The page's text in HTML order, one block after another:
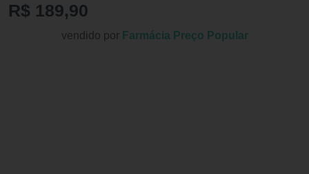
R$ 189,90
vendido por Farmácia Preço Popular